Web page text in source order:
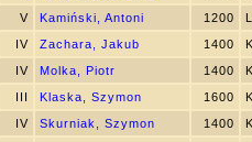
V Kamiński, Antoni 1200
IV Zachara, Jakub 1400
IV Molka, Piotr 1400
III Klaska, Szymon 1600
IV Skurniak, Szymon 1400